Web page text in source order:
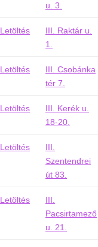
u. 3.
Letöltés
III. Raktár u.
1.
Letöltés
III. Csobánka
tér 7.
Letöltés
III. Kerék u.
18-20.
Letöltés
III.
Szentendrei
út 83.
Letöltés
III.
Pacsirtamező
u. 21.